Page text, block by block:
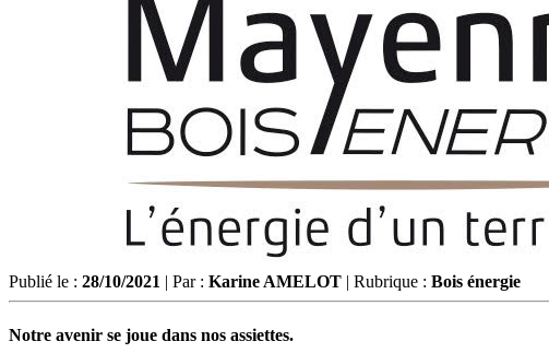
Publié le : 28/10/2021 | Par : Karine AMELOT | Rubrique : Bois énergie
Notre avenir se joue dans nos assiettes.